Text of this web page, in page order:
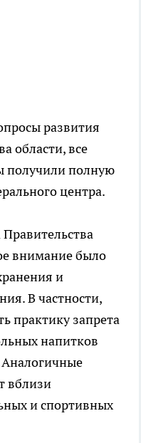
развития
области, все
получили полную
центра.
внимание было
и
В частности,
практику запрета
напитков
Аналогичные
вблизи
и спортивных